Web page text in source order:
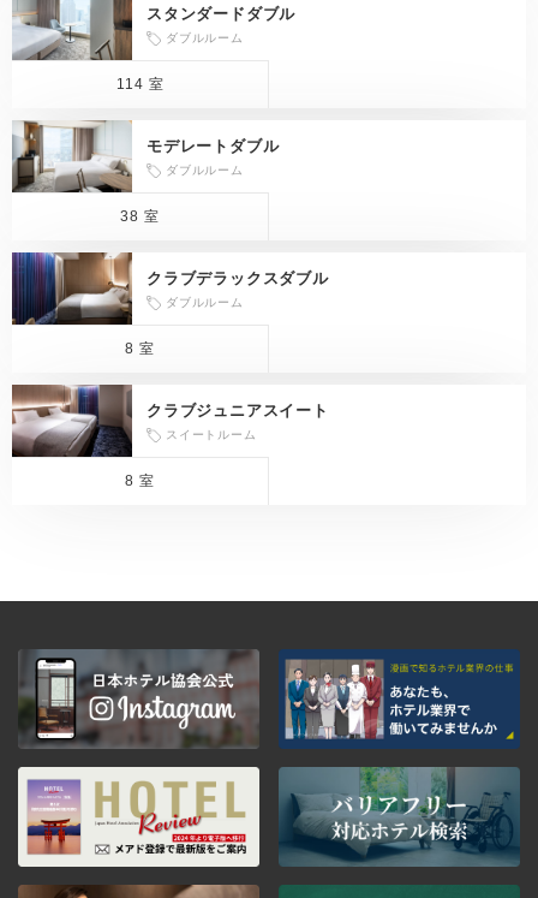
スタンダードダブル
ダブルルーム
114 室
モデレートダブル
ダブルルーム
38 室
クラブデラックスダブル
ダブルルーム
8 室
クラブジュニアスイート
スイートルーム
8 室